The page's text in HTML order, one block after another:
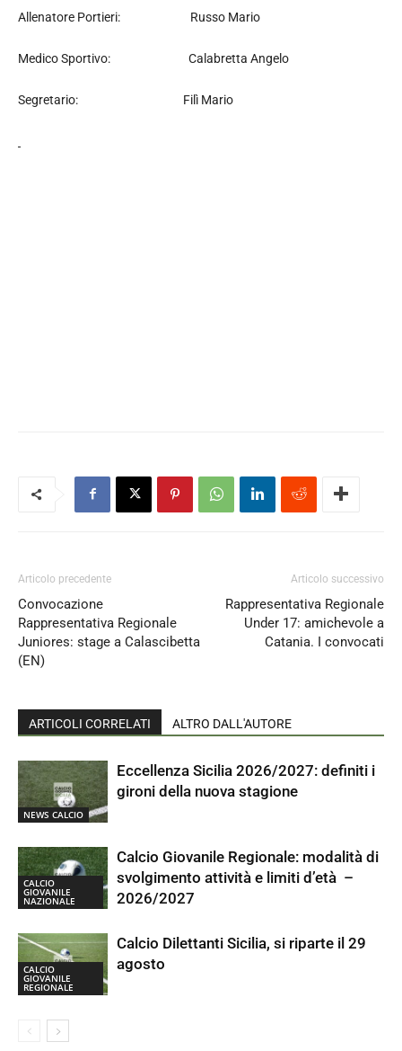
Allenatore Portieri: Russo Mario
Medico Sportivo: Calabretta Angelo
Segretario: Filì Mario
Articolo precedente
Convocazione
Rappresentativa Regionale
Juniores: stage a Calascibetta
(EN)
Articolo successivo
Rappresentativa Regionale
Under 17: amichevole a
Catania. I convocati
ARTICOLI CORRELATI ALTRO DALL'AUTORE
NEWS CALCIO
Eccellenza Sicilia 2026/2027: definiti i
gironi della nuova stagione
CALCIO
GIOVANILE
NAZIONALE
Calcio Giovanile Regionale: modalità di
svolgimento attività e limiti d’età –
2026/2027
CALCIO
GIOVANILE
REGIONALE
Calcio Dilettanti Sicilia, si riparte il 29
agosto